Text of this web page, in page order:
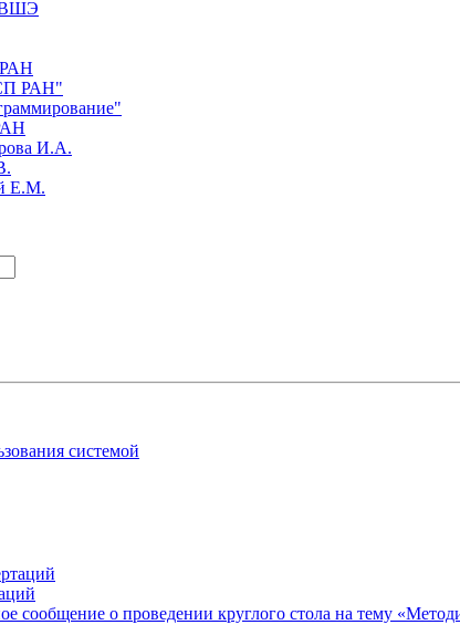
ВШЭ
РАН"
И.А.
Е.М.
системой
сообщение о проведении круглого стола на тему